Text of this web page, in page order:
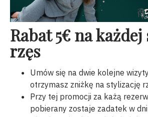
Rabat 5€ na
rzęs
Umów się na dwie kolejne
otrzymasz zniżkę na stylizację
Przy tej promocji za każą
pobierany zostaje zadatek w